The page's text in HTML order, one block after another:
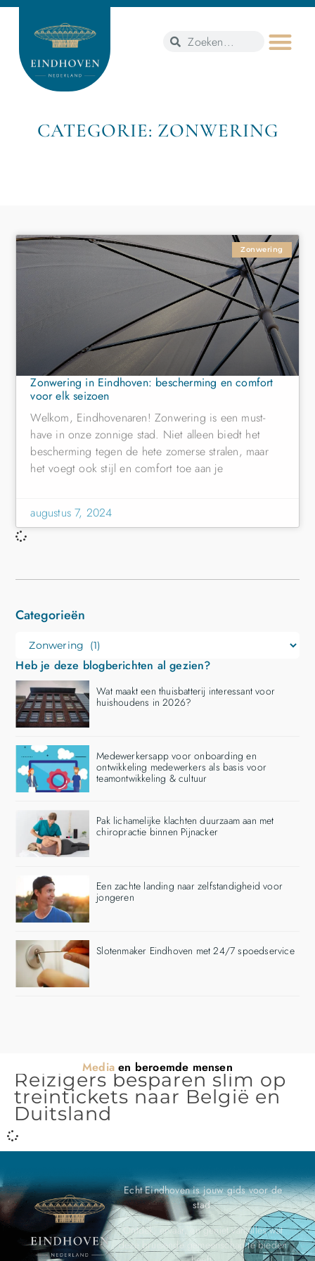
CATEGORIE: ZONWERING
Categorieën
Heb je deze blogberichten al gezien?
Wat maakt een thuisbatterij interessant voor
huishoudens in 2026?
Medewerkersapp voor onboarding en
ontwikkeling medewerkers als basis voor
teamontwikkeling & cultuur
Pak lichamelijke klachten duurzaam aan met
chiropractie binnen Pijnacker
Een zachte landing naar zelfstandigheid voor
jongeren
Slotenmaker Eindhoven met 24/7 spoedservice
Zonwering
Zonwering in Eindhoven: bescherming en comfort
voor elk seizoen
Welkom, Eindhovenaren! Zonwering is een must-
have in onze zonnige stad. Niet alleen biedt het
bescherming tegen de hete zomerse stralen, maar
het voegt ook stijl en comfort toe aan je
augustus 7, 2024
Mediaen beroemde mensen
Reizigers besparen slim op
treintickets naar België en
Duitsland
Echt Eindhoven is jouw gids voor de
stad.
Ontdek, ervaar, en geniet van alles wat
deze bruisende gemeenschap te bieden